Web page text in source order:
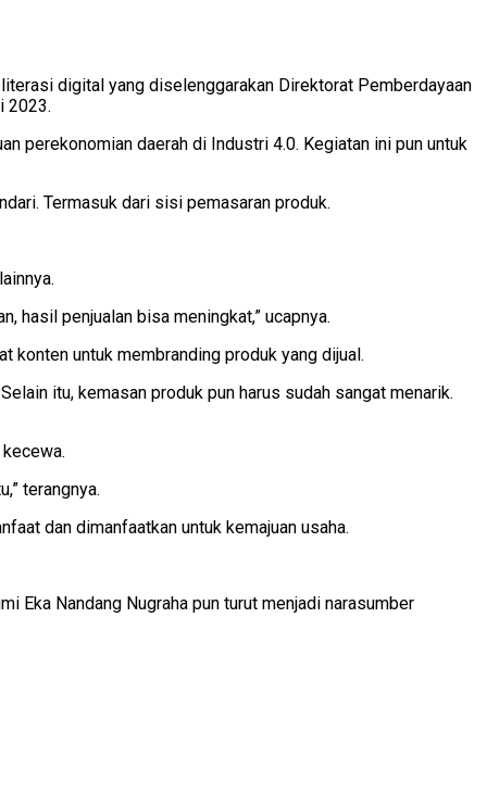
digital yang diselenggarakan Direktorat Pemberdayaan
2023.
perekonomian daerah di Industri 4.0. Kegiatan ini pun untuk
Termasuk dari sisi pemasaran produk.
hasil penjualan bisa meningkat,” ucapnya.
konten untuk membranding produk yang dijual.
itu, kemasan produk pun harus sudah sangat menarik.
terangnya.
dan dimanfaatkan untuk kemajuan usaha.
Eka Nandang Nugraha pun turut menjadi narasumber